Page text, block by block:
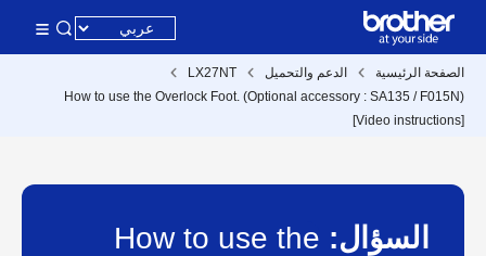
الصفحة الرئيسية الدعم والتحميل
LX27NT
How to use the Overlock Foot. (Optional accessory : SA135 / F015N)
[Video instructions]
السؤال:
How to use the